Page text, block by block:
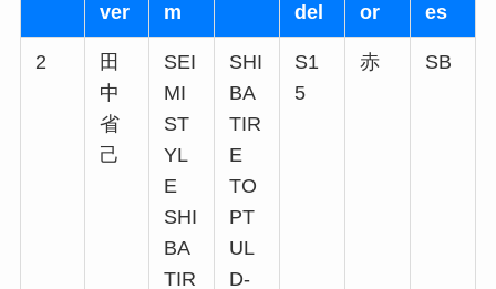
ver
m
del
or
es
2
田
中
省
己
SEI
MI
ST
YL
E
SHI
BA
TIR
SHI
BA
TIR
E
TO
PT
UL
D-
S1
5
赤 SB